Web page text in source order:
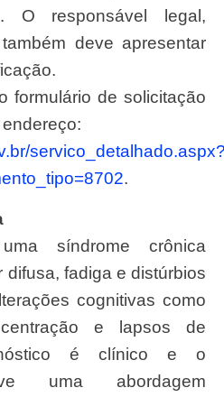
O responsável legal,
deve apresentar
formulário de solicitação
.
síndrome crônica
difusa, fadiga e distúrbios
cognitivas como
e lapsos de
é clínico e o
uma abordagem